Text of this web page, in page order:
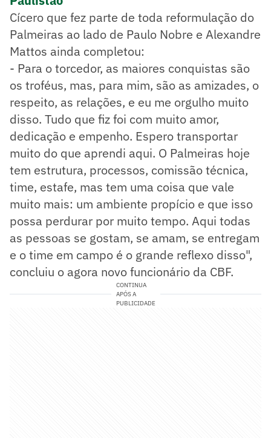
Cícero que fez parte de toda reformulação do
Palmeiras ao lado de Paulo Nobre e Alexandre
Mattos ainda completou:
- Para o torcedor, as maiores conquistas são
os troféus, mas, para mim, são as amizades, o
respeito, as relações, e eu me orgulho muito
disso. Tudo que fiz foi com muito amor,
dedicação e empenho. Espero transportar
muito do que aprendi aqui. O Palmeiras hoje
tem estrutura, processos, comissão técnica,
time, estafe, mas tem uma coisa que vale
muito mais: um ambiente propício e que isso
possa perdurar por muito tempo. Aqui todas
as pessoas se gostam, se amam, se entregam
e o time em campo é o grande reflexo disso",
concluiu o agora novo funcionário da CBF.
CONTINUA
APÓS A
PUBLICIDADE